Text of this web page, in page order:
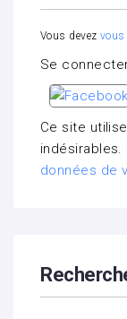
Vous devez vous
Se
Ce site
indésirables.
données de